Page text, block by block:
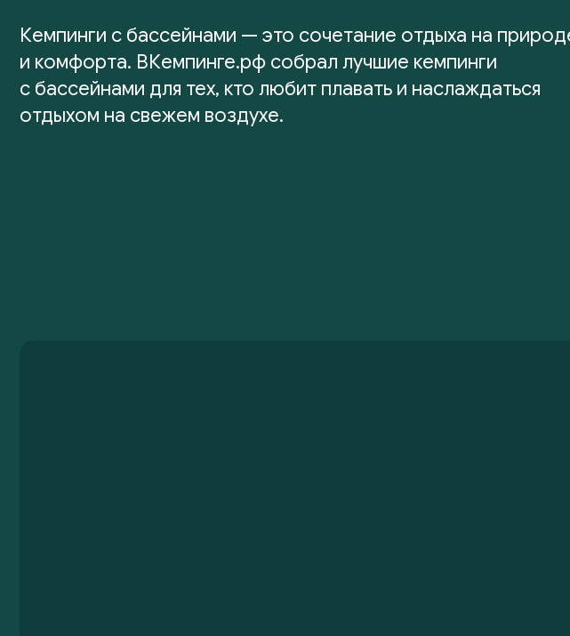
Кемпинги с бассейнами — это сочетание отдыха на
и комфорта. ВКемпинге.рф собрал лучшие кемпинги
с бассейнами для тех, кто любит плавать и наслаждаться
отдыхом на свежем воздухе.